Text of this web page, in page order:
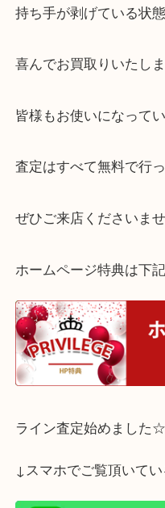
西宮アクタ店でプラ
もう使わないとのこ
持ち手が剥げている
喜んでお買取りいたし
皆様もお使いになっ
査定はすべて無料で
ぜひご来店ください
ホームページ特典は